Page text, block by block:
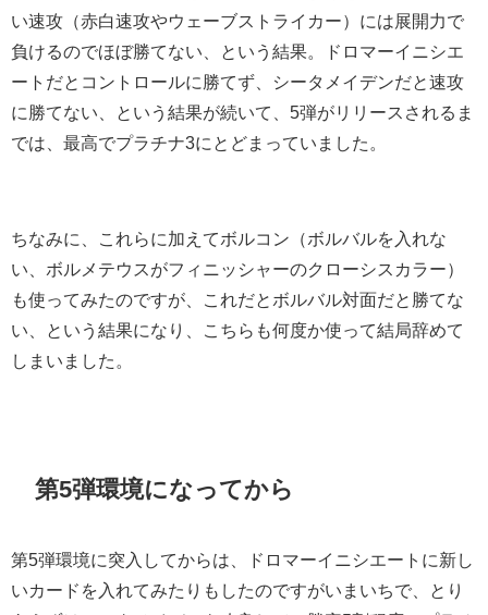
い速攻（赤白速攻やウェーブストライカー）には展開力で
負けるのでほぼ勝てない、という結果。ドロマーイニシエ
ートだとコントロールに勝てず、シータメイデンだと速攻
に勝てない、という結果が続いて、5弾がリリースされるま
では、最高でプラチナ3にとどまっていました。
ちなみに、これらに加えてボルコン（ボルバルを入れな
い、ボルメテウスがフィニッシャーのクローシスカラー）
も使ってみたのですが、これだとボルバル対面だと勝てな
い、という結果になり、こちらも何度か使って結局辞めて
しまいました。
第5弾環境になってから
第5弾環境に突入してからは、ドロマーイニシエートに新し
いカードを入れてみたりもしたのですがいまいちで、とり